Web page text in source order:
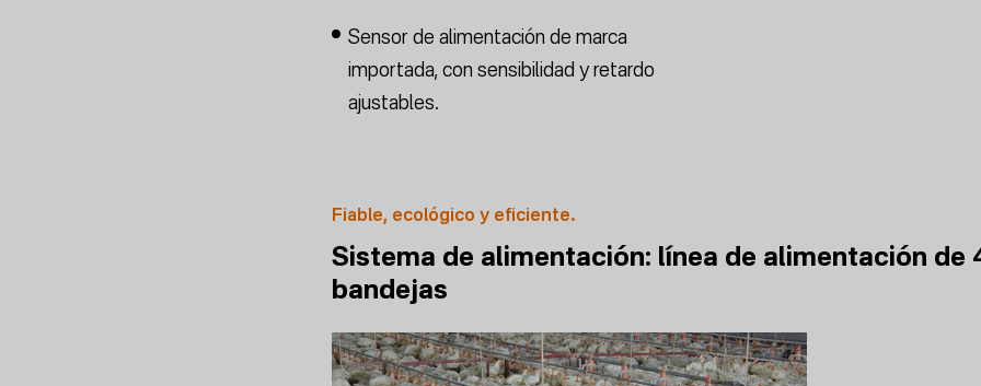
Sensor de alimentación de marca
importada, con sensibilidad y retardo
ajustables.
Fiable, ecológico y eficiente.
Sistema de alimentación: línea de alimentación de
bandejas